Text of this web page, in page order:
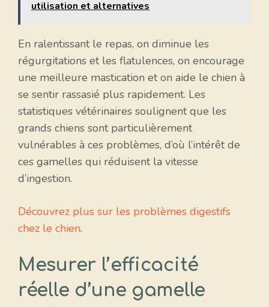
utilisation et alternatives
En ralentissant le repas, on diminue les
régurgitations et les flatulences, on encourage
une meilleure mastication et on aide le chien à
se sentir rassasié plus rapidement. Les
statistiques vétérinaires soulignent que les
grands chiens sont particulièrement
vulnérables à ces problèmes, d’où l’intérêt de
ces gamelles qui réduisent la vitesse
d’ingestion.
Découvrez plus sur les problèmes digestifs
chez le chien.
Mesurer l’efficacité
réelle d’une gamelle